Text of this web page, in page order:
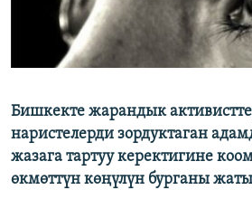
ЭЕ/АРнун бардык сайттары
Бишкекте жарандык
наристелерди зордуктаган
жазага тартуу керектигине
өкмөттүн көңүлүн бурганы